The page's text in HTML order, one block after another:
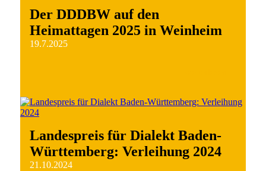
Der DDDBW auf den
Heimattagen 2025 in Weinheim
19.7.2025
Landespreis für Dialekt Baden-
Württemberg: Verleihung 2024
21.10.2024